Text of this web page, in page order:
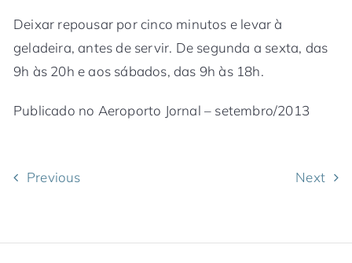
Deixar repousar por cinco minutos e levar à
geladeira, antes de servir. De segunda a sexta, das
9h às 20h e aos sábados, das 9h às 18h.
Publicado no Aeroporto Jornal – setembro/2013
Previous Next